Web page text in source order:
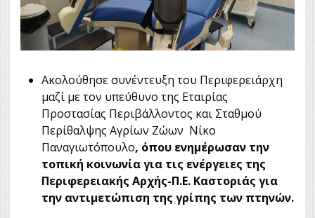
Ακολούθησε συνέντευξη του Περιφερειάρχη
μαζί με τον υπεύθυνο της Εταιρίας
Προστασίας Περιβάλλοντος και Σταθμού
Περίθαλψης Αγρίων Ζώων Νίκο
Παναγιωτόπουλο, όπου ενημέρωσαν την
τοπική κοινωνία για τις ενέργειες της
Περιφερειακής Αρχής-Π.Ε. Καστοριάς για
την αντιμετώπιση της γρίπης των πτηνών.